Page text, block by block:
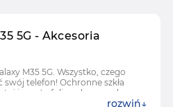
5G - Akcesoria
M35 5G. Wszystko, czego
telefon! Ochronne szkła
i case'y, folie ochronne do
rozwiń